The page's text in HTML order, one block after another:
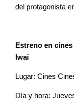
del protagonista
Estreno en
Iwai
Lugar: Cines
Día y hora: